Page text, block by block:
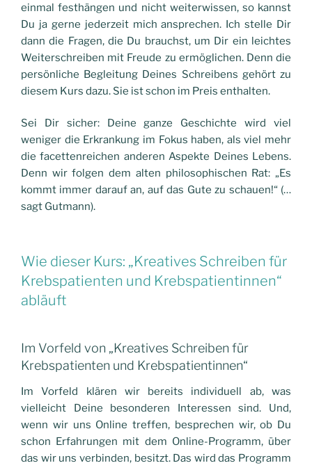
einmal festhängen und nicht weiterwissen, so kannst
Du ja gerne jederzeit mich ansprechen. Ich stelle Dir
dann die Fragen, die Du brauchst, um Dir ein leichtes
Weiterschreiben mit Freude zu ermöglichen. Denn die
persönliche Begleitung Deines Schreibens gehört zu
diesem Kurs dazu. Sie ist schon im Preis enthalten.
Sei Dir sicher: Deine ganze Geschichte wird viel
weniger die Erkrankung im Fokus haben, als viel mehr
die facettenreichen anderen Aspekte Deines Lebens.
Denn wir folgen dem alten philosophischen Rat: „Es
kommt immer darauf an, auf das Gute zu schauen!“ (…
sagt Gutmann).
Wie dieser Kurs: „Kreatives Schreiben für
Krebspatienten und Krebspatientinnen“
abläuft
Im Vorfeld von „Kreatives Schreiben für
Krebspatienten und Krebspatientinnen“
Im Vorfeld klären wir bereits individuell ab, was
vielleicht Deine besonderen Interessen sind. Und,
wenn wir uns Online treffen, besprechen wir, ob Du
schon Erfahrungen mit dem Online-Programm, über
das wir uns verbinden, besitzt. Das wird das Programm